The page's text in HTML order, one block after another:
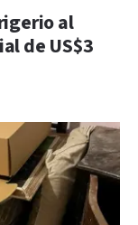
al
de US$3